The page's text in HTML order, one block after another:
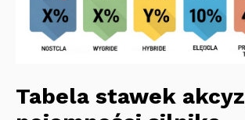
Tabela stawek